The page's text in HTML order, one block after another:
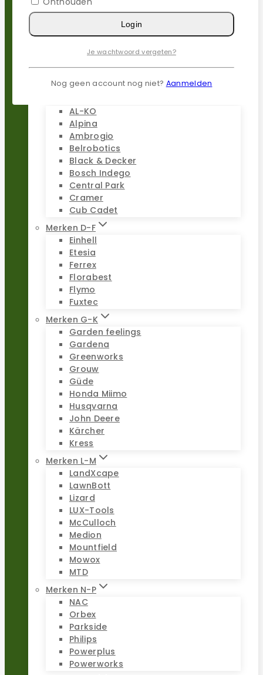
Gardena
Stiga
Stihl
Worx
AL-KO
Alpina
Ambrogio
Belrobotics
Black & Decker
Bosch Indego
Central Park
Cramer
Cub Cadet
Merken D-F
Einhell
Etesia
Ferrex
Florabest
Flymo
Fuxtec
Merken G-K
Garden feelings
Gardena
Greenworks
Grouw
Güde
Honda Miimo
Husqvarna
John Deere
Kärcher
Kress
Merken L-M
LandXcape
LawnBott
Lizard
LUX-Tools
McCulloch
Medion
Mountfield
Mowox
MTD
Merken N-P
NAC
Orbex
Parkside
Philips
Powerplus
Powerworks
Login
Je wachtwoord vergeten?
Nog geen account nog niet? Aanmelden